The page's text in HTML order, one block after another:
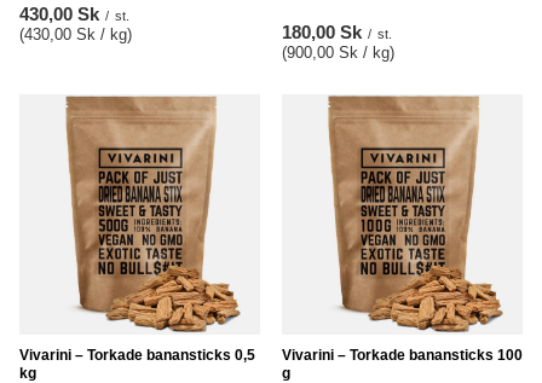
430,00 Sk / st.
(430,00 Sk / kg) 180,00 Sk / st.
(900,00 Sk / kg)
Vivarini – Torkade banansticks 0,5
kg
Vivarini – Torkade banansticks 100
g